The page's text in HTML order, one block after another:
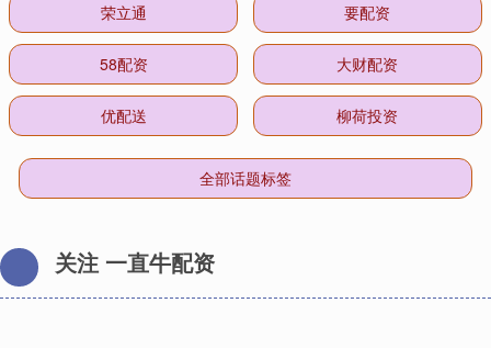
荣立通 要配资
58配资 大财配资
优配送 柳荷投资
全部话题标签
关注 一直牛配资